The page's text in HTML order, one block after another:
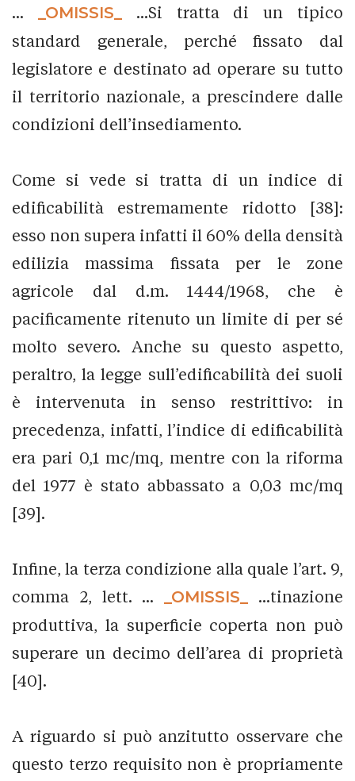
...
_OMISSIS_
...Si tratta di un tipico
standard generale, perché fissato dal
legislatore e destinato ad operare su tutto
il territorio nazionale, a prescindere dalle
condizioni dell’insediamento.
Come si vede si tratta di un indice di
edificabilità estremamente ridotto [38]:
esso non supera infatti il 60% della densità
edilizia massima fissata per le zone
agricole dal d.m. 1444/1968, che è
pacificamente ritenuto un limite di per sé
molto severo. Anche su questo aspetto,
peraltro, la legge sull’edificabilità dei suoli
è intervenuta in senso restrittivo: in
precedenza, infatti, l’indice di edificabilità
era pari 0,1 mc/mq, mentre con la riforma
del 1977 è stato abbassato a 0,03 mc/mq
[39].
Infine, la terza condizione alla quale l’art. 9,
comma 2, lett. ...
_OMISSIS_
...tinazione
produttiva, la superficie coperta non può
superare un decimo dell’area di proprietà
[40].
A riguardo si può anzitutto osservare che
questo terzo requisito non è propriamente